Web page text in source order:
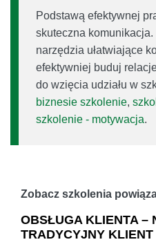
Podstawą efektywnej
skuteczna
narzędzia ułatwiające
efektywniej buduj
do wzięcia udziału w
biznesie szkolenie,
szkolenie - motywacja.
Zobacz szkolenia
OBSŁUGA KLIENTA –
TRADYCYJNY KLIENT